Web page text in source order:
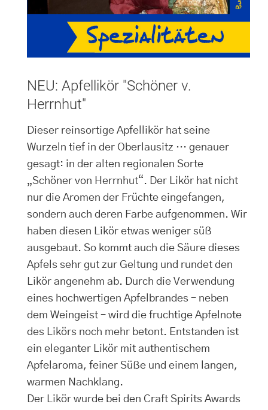
NEU: Apfellikör "Schöner v.
Herrnhut"
Dieser reinsortige Apfellikör hat seine
Wurzeln tief in der Oberlausitz … genauer
gesagt: in der alten regionalen Sorte
„Schöner von Herrnhut“. Der Likör hat nicht
nur die Aromen der Früchte eingefangen,
sondern auch deren Farbe aufgenommen. Wir
haben diesen Likör etwas weniger süß
ausgebaut. So kommt auch die Säure dieses
Apfels sehr gut zur Geltung und rundet den
Likör angenehm ab. Durch die Verwendung
eines hochwertigen Apfelbrandes – neben
dem Weingeist – wird die fruchtige Apfelnote
des Likörs noch mehr betont. Entstanden ist
ein eleganter Likör mit authentischem
Apfelaroma, feiner Süße und einem langen,
warmen Nachklang.
Der Likör wurde bei den Craft Spirits Awards